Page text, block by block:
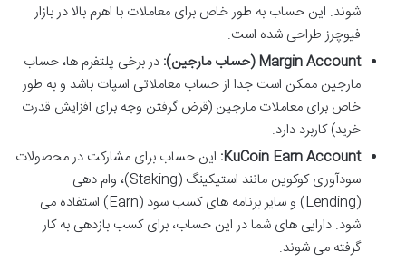
شوند. این حساب به طور خاص برای معاملات با اهرم بالا در بازار
فیوچرز طراحی شده است.
Margin Account (حساب مارجین):
در برخی پلتفرم ها، حساب
مارجین ممکن است جدا از حساب معاملاتی اسپات باشد و به طور
خاص برای معاملات مارجین (قرض گرفتن وجه برای افزایش قدرت
خرید) کاربرد دارد.
KuCoin Earn Account: این حساب برای مشارکت در محصولات
سودآوری کوکوین مانند استیکینگ (Staking)، وام دهی
(Lending) و سایر برنامه های کسب سود (Earn) استفاده می
شود. دارایی های شما در این حساب، برای کسب بازدهی به کار
گرفته می شوند.